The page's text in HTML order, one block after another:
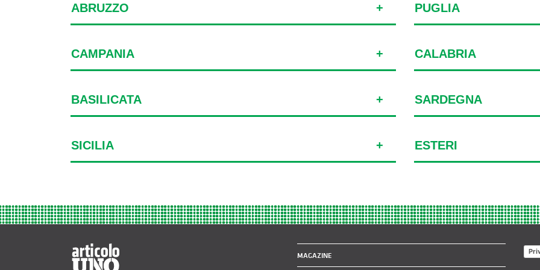
ABRUZZO
CAMPANIA
BASILICATA
SICILIA
PUGLIA
CALABRIA
SARDEGNA
ESTERI
MAGAZINE